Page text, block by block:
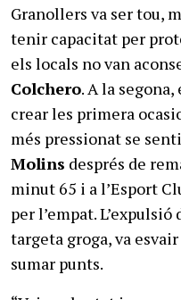
Granollers va ser tou,
tenir capacitat per
els locals no van
Colchero. A la
crear les primera
més pressionat se
Molins després de
minut 65 i a l’Esport
per l’empat. L’expulsió
targeta groga, va
sumar punts.